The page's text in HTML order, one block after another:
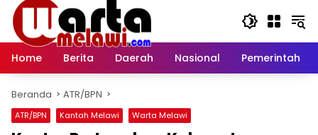
Langsung
konten
Home
Berita Daerah Nasional Pemerintah
Beranda ATR/BPN
ATR/BPN Kantah Melawi Warta Melawi